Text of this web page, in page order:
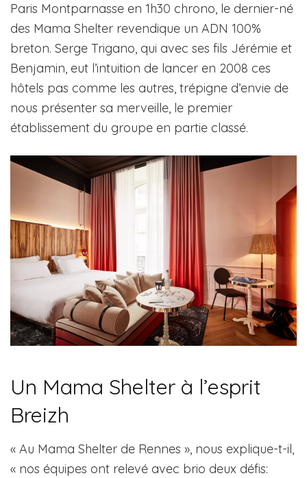
Paris Montparnasse en 1h30 chrono, le dernier-né
des Mama Shelter revendique un ADN 100%
breton. Serge Trigano, qui avec ses fils Jérémie et
Benjamin, eut l’intuition de lancer en 2008 ces
hôtels pas comme les autres, trépigne d’envie de
nous présenter sa merveille, le premier
établissement du groupe en partie classé.
Un Mama Shelter à l’esprit
Breizh
« Au Mama Shelter de Rennes », nous explique-t-il,
« nos équipes ont relevé avec brio deux défis: